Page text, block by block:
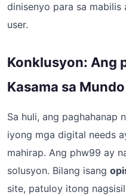
dinisenyo para sa mabilis
user.
Konklusyon: Ang
Kasama sa
Sa huli, ang paghahanap
iyong mga digital needs
mahirap. Ang phw99 ay
solusyon. Bilang isang
site, patuloy itong